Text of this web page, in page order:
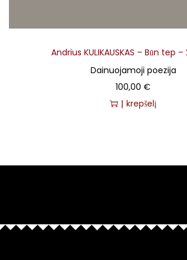
Andrius KULIKAUSKAS – Būn tep –
Dainuojamoji poezija
100,00€
Į krepšelį